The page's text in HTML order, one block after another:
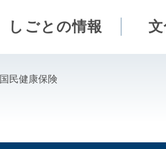
ド
索
しごとの情報
国民健康保険